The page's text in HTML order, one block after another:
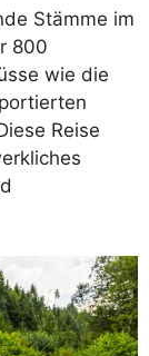
Stämme im
800
wie die
Reise